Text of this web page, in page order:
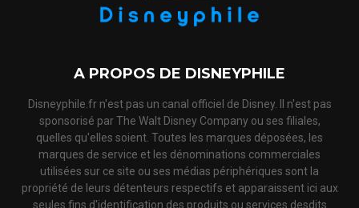
A PROPOS DE DISNEYPHILE
Disneyphile.fr n'est pas un canal officiel de Disney. Il n'est pas
sponsorisé par The Walt Disney Company ou ses filiales,
quelles qu'elles soient. Toutes les marques déposées, les
marques de service et les dénominations commerciales
utilisées sur ce site ou ses médias périphériques sont la
propriété de leurs détenteurs respectifs et apparaissent ici aux
seules fins d'identification des produits ou services desdits